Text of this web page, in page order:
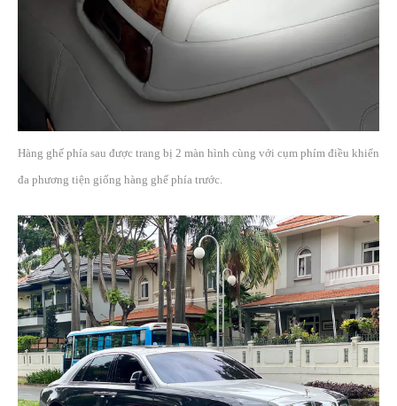
Hàng ghế phía sau được trang bị 2 màn hình cùng với cụm phím điều khiển
đa phương tiện giống hàng ghế phía trước.